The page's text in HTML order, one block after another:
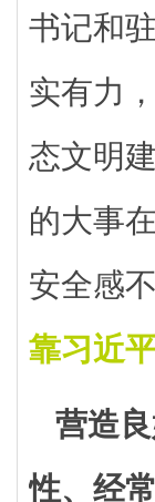
书记和
实有力
态文明
的大事
安全感
靠习近
营造
性、经